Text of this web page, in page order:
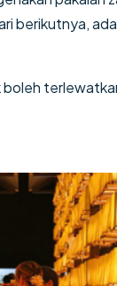
berikutnya,
boleh